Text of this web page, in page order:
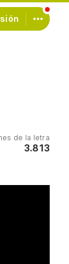
de la letra
3.813